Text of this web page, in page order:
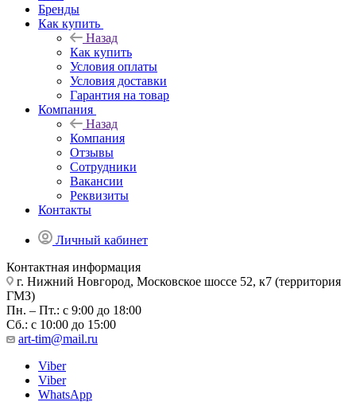
Бренды
Как купить
Назад
Как купить
Условия оплаты
Условия доставки
Гарантия на товар
Компания
Назад
Компания
Отзывы
Сотрудники
Вакансии
Реквизиты
Контакты
Личный кабинет
Контактная информация
г. Нижний Новгород, Московское шоссе 52, к7 (территория
ГМЗ)
Пн. – Пт.: с 9:00 до 18:00
Сб.: с 10:00 до 15:00
art-tim@mail.ru
Viber
Viber
WhatsApp